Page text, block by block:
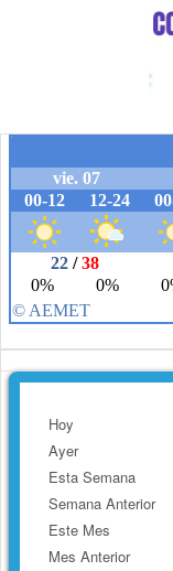
Hoy
Ayer
Esta Semana
Semana Anterior
Este Mes
Mes Anterior